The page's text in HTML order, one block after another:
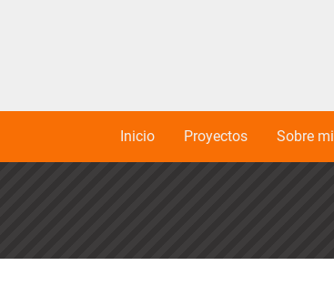
Inicio Proyectos Sobre mi